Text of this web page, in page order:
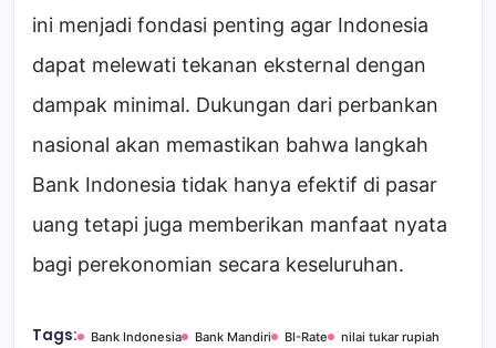
ini menjadi fondasi penting agar Indonesia
dapat melewati tekanan eksternal dengan
dampak minimal. Dukungan dari perbankan
nasional akan memastikan bahwa langkah
Bank Indonesia tidak hanya efektif di pasar
uang tetapi juga memberikan manfaat nyata
bagi perekonomian secara keseluruhan.
Tags: Bank Indonesia Bank Mandiri BI-Rate
nilai tukar rupiah